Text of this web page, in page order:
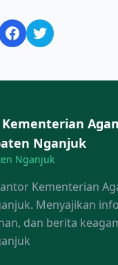
Nganjuk
Nganjuk
Kementerian
Menyajikan
dan berita